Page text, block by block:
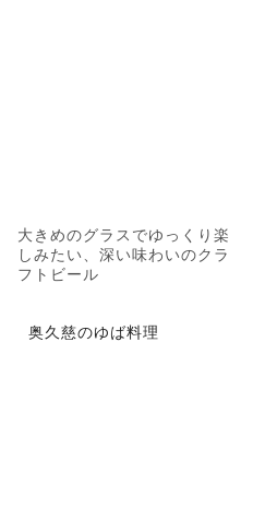
大きめのグラスでゆっくり楽
しみたい、深い味わいのクラ
フトビール
奥久慈のゆば料理